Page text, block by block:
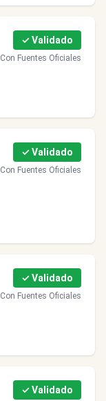
✓ Validado
Con Fuentes Oficiales
✓ Validado
Con Fuentes Oficiales
✓ Validado
Con Fuentes Oficiales
✓ Validado